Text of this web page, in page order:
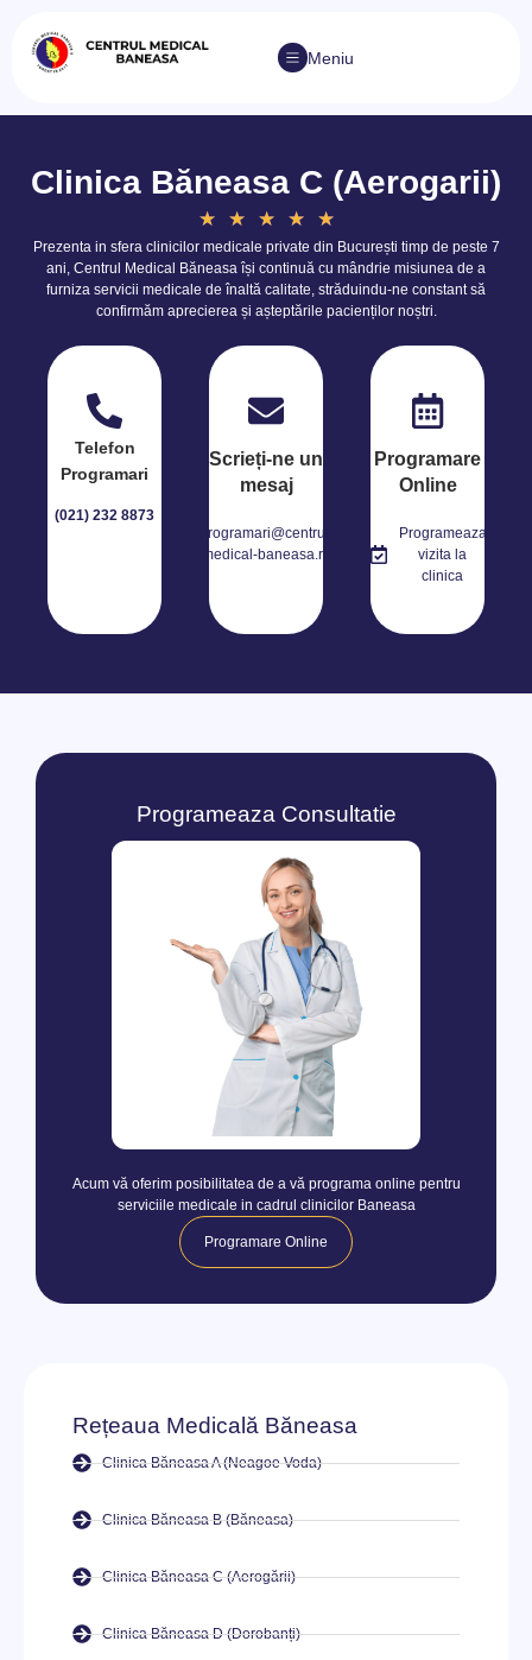
Meniu
Clinica Băneasa C (Aerogarii)
★ ★ ★ ★ ★
Prezenta in sfera clinicilor medicale private din București timp de peste 7
ani, Centrul Medical Băneasa își continuă cu mândrie misiunea de a
furniza servicii medicale de înaltă calitate, străduindu-ne constant să
confirmăm aprecierea și așteptările pacienților noștri.
Telefon
Programari
(021) 232 8873
Scrieți-ne un
mesaj
programari@centrul-
medical-baneasa.ro
Programare
Online
Programeaza
vizita la
clinica
Programeaza Consultatie
Acum vă oferim posibilitatea de a vă programa online pentru
serviciile medicale in cadrul clinicilor Baneasa
Programare Online
Rețeaua Medicală Băneasa
Clinica Băneasa A (Neagoe Voda)
Clinica Băneasa B (Băneasa)
Clinica Băneasa C (Aerogării)
Clinica Băneasa D (Dorobanți)